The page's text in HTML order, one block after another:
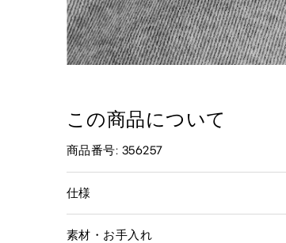
この商品について
商品番号: 356257
仕様
素材・お手入れ